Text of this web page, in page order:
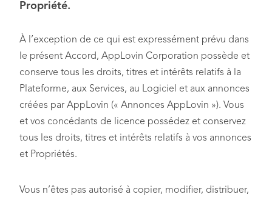
Propriété.
À l’exception de ce qui est expressément prévu dans
le présent Accord, AppLovin Corporation possède et
conserve tous les droits, titres et intérêts relatifs à la
Plateforme, aux Services, au Logiciel et aux annonces
créées par AppLovin (« Annonces AppLovin »). Vous
et vos concédants de licence possédez et conservez
tous les droits, titres et intérêts relatifs à vos annonces
et Propriétés.
Vous n’êtes pas autorisé à copier, modifier, distribuer,